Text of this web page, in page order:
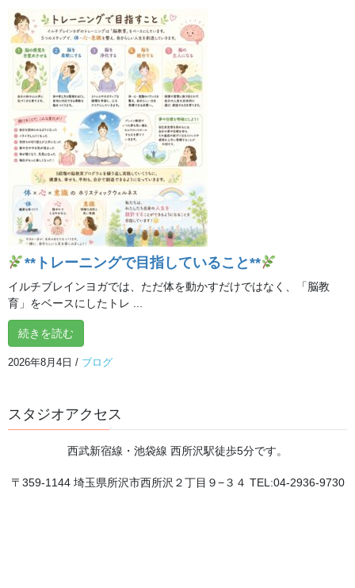
2026年8月7日
**「自分の声と一つになる」**
2026年8月6日
熱帯夜・熱中症予防、水分補給だけで十分でしょう
か？
2026年8月5日
**トレーニングで目指していること**
2026年8月4日
チャクラが分かると、 自分が分かる。
2026年8月2日
8月が始まりました
**トレーニングで目指していること**
イルチブレインヨガでは、ただ体を動かすだけではなく、「脳教
育」をベースにしたトレ ...
続きを読む
2026年8月4日 / ブログ
スタジオアクセス
西武新宿線・池袋線 西所沢駅徒歩5分です。
〒359-1144 埼玉県所沢市西所沢２丁目９−３４ TEL:04-2936-9730